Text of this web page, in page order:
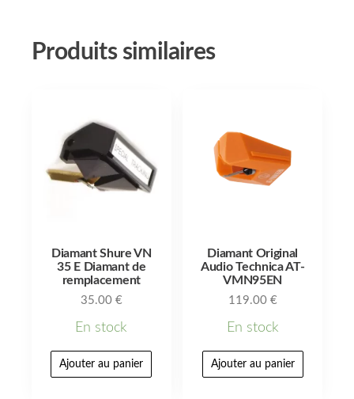
Produits similaires
Diamant Shure VN
35 E Diamant de
remplacement
35.00 €
En stock
Ajouter au panier
Diamant Original
Audio Technica AT-
VMN95EN
119.00 €
En stock
Ajouter au panier